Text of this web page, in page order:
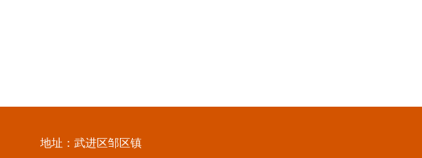
地址：武进区邹区镇